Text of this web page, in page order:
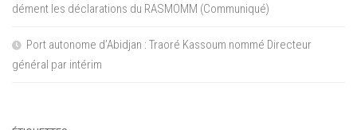
dément les déclarations du RASMOMM (Communiqué)
Port autonome d’Abidjan : Traoré Kassoum nommé Directeur
général par intérim